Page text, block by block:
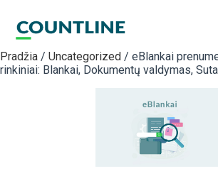
Pradžia / Uncategorized / eBlankai
rinkiniai: Blankai, Dokumentų valdymas,